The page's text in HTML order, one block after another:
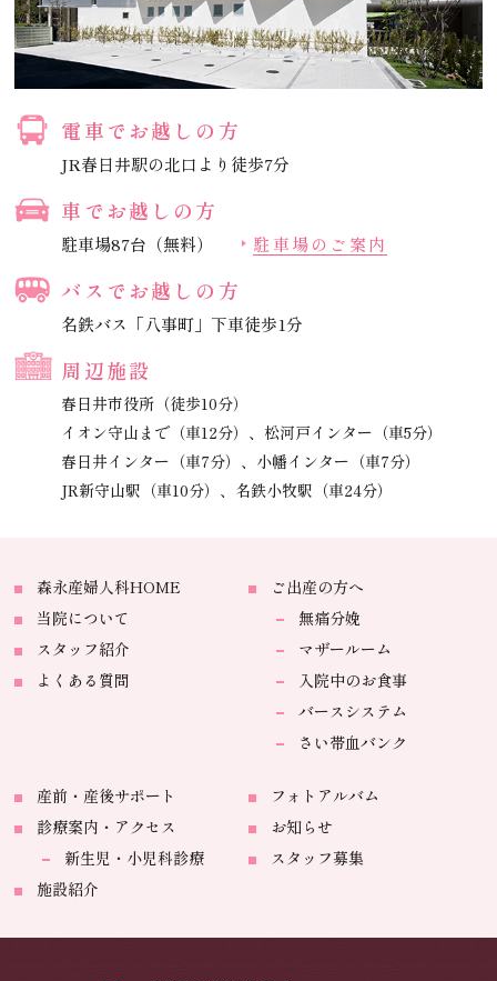
電車でお越しの方
JR春日井駅の北口より徒歩7分
車でお越しの方
駐車場87台（無料） 駐車場のご案内
バスでお越しの方
名鉄バス「八事町」下車徒歩1分
周辺施設
春日井市役所（徒歩10分）
イオン守山まで（車12分）、松河戸インター（車5分）
春日井インター（車7分）、 小幡インター（車7分）
JR新守山駅（車10分）、 名鉄小牧駅（車24分）
森永産婦人科HOME
当院について
スタッフ紹介
よくある質問
ご出産の方へ
無痛分娩
マザールーム
入院中のお食事
バースシステム
さい帯血バンク
産前・産後サポート
診療案内・アクセス
新生児・小児科診療
施設紹介
フォトアルバム
お知らせ
スタッフ募集